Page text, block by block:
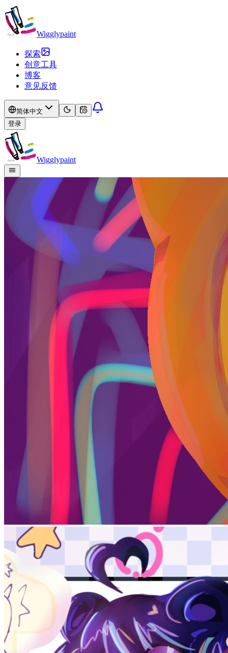
Wigglypaint
探索
创意工具
博客
意见反馈
简体中文
登录
Wigglypaint